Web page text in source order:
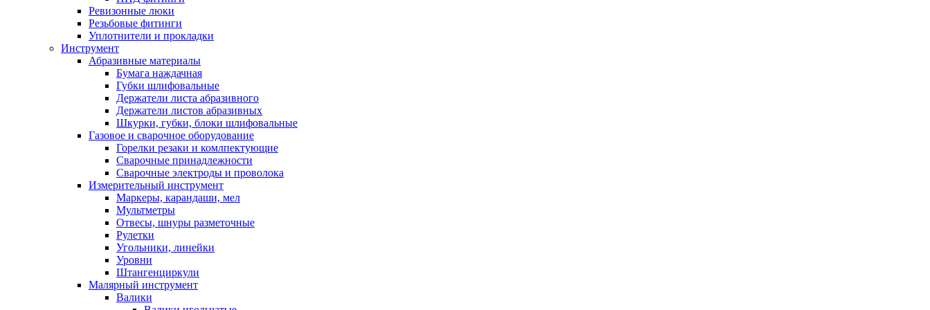
Ревизонные люки
Резьбовые фитинги
Уплотнители и прокладки
Инструмент
Абразивные материалы
Бумага наждачная
Губки шлифовальные
Держатели листа абразивного
Держатели листов абразивных
Шкурки, губки, блоки шлифовальные
Газовое и сварочное оборудование
Горелки резаки и комлпектующие
Сварочные принадлежности
Сварочные электроды и проволока
Измерительный инструмент
Маркеры, карандаши, мел
Мультметры
Отвесы, шнуры разметочные
Рулетки
Угольники, линейки
Уровни
Штангенциркули
Малярный инструмент
Валики